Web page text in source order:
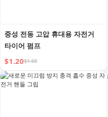
중성 전동 고압 휴대용 자전거
타이어 펌프
$1.20$1.60